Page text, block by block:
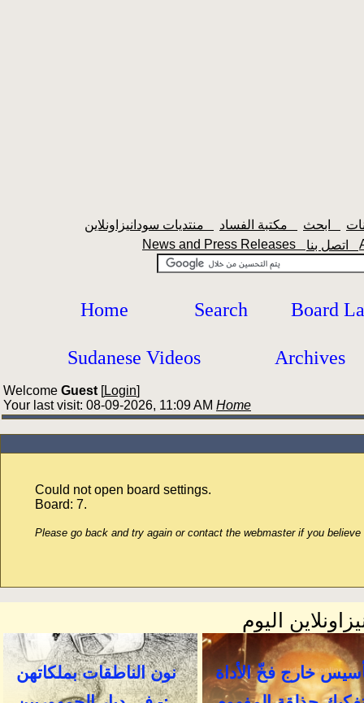
News and Press Releases
Home Search Board
Sudanese Videos Archives
Welcome Guest [Login]
Your last visit: 08-09-2026, 11:09 AM Home
Could not open board settings.
Board: 7.
Please go back and try again or contact the webmaster if you